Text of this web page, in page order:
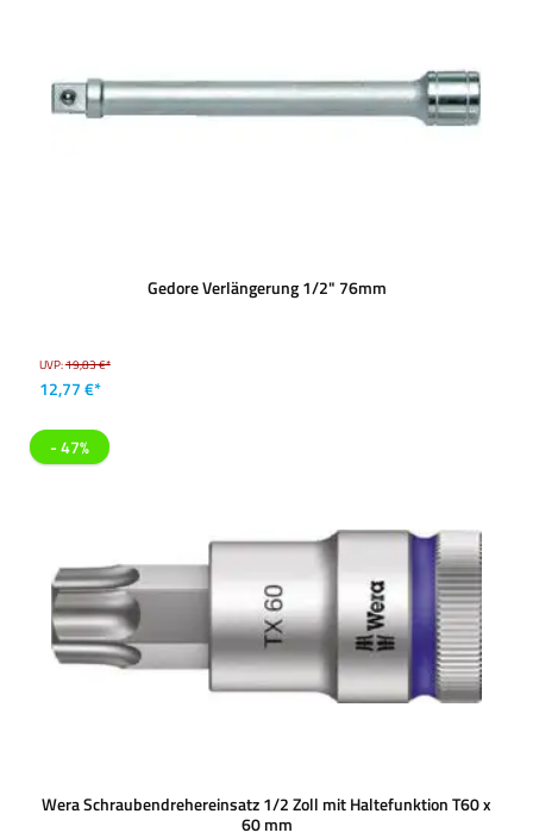
Gedore Verlängerung 1/2" 76mm
UVP:19,83 €*
12,77 €*
- 47%
Wera Schraubendrehereinsatz 1/2 Zoll mit Haltefunktion T60 x
60 mm